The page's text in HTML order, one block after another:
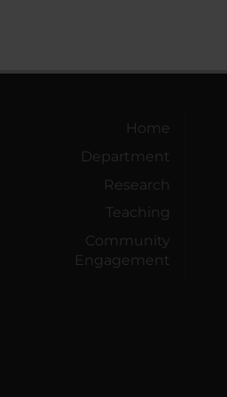
Home
Department
Research
Teaching
Community
Engagement